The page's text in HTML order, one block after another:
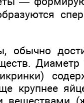
обычно
крупнее